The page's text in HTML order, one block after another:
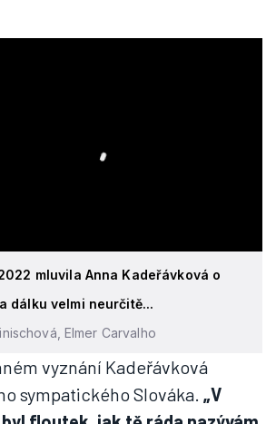
mluvila Anna Kadeřávková o
dálku velmi neurčitě...
Elmer Carvalho
vyznání Kadeřávková
sympatického Slováka. „V